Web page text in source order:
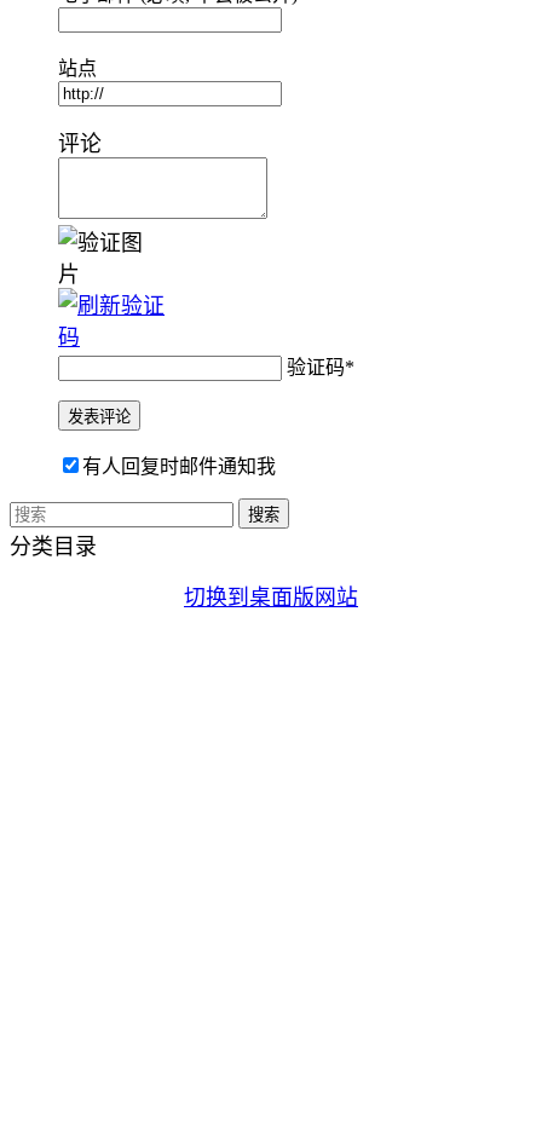
站点
评论
验证码*
有人回复时邮件通知我
分类目录
切换到桌面版网站